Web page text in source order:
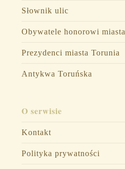
Słownik ulic
Obywatele honorowi miasta
Prezydenci miasta Torunia
Antykwa Toruńska
O serwisie
Kontakt
Polityka prywatności